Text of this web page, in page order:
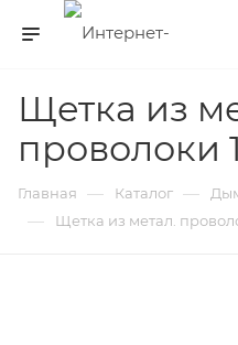
Щетка из
проволоки
Главная — Каталог —
— Щетка из метал.